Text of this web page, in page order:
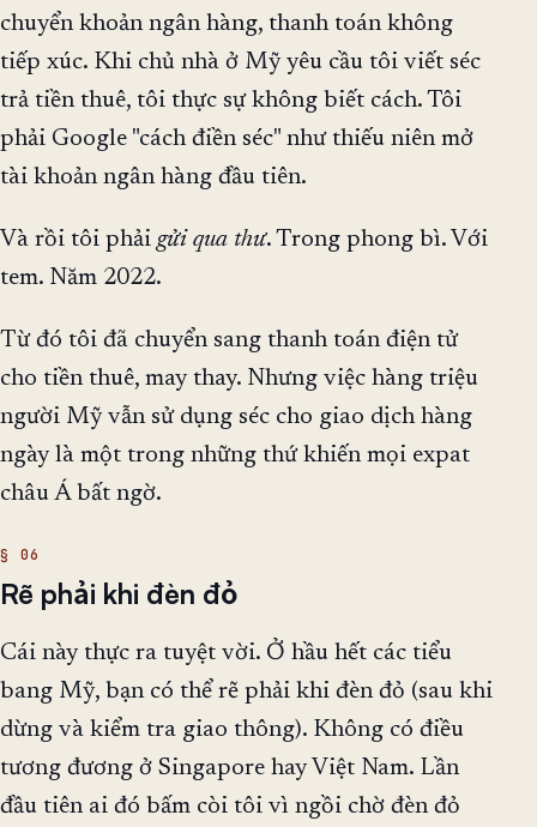
chuyển khoản ngân hàng, thanh toán không
tiếp xúc. Khi chủ nhà ở Mỹ yêu cầu tôi viết séc
trả tiền thuê, tôi thực sự không biết cách. Tôi
phải Google "cách điền séc" như thiếu niên mở
tài khoản ngân hàng đầu tiên.
Và rồi tôi phảigửi qua thư. Trong phong bì. Với
tem. Năm 2022.
Từ đó tôi đã chuyển sang thanh toán điện tử
cho tiền thuê, may thay. Nhưng việc hàng triệu
người Mỹ vẫn sử dụng séc cho giao dịch hàng
ngày là một trong những thứ khiến mọi expat
châu Á bất ngờ.
Rẽ phải khi đèn đỏ
Cái này thực ra tuyệt vời. Ở hầu hết các tiểu
bang Mỹ, bạn có thể rẽ phải khi đèn đỏ (sau khi
dừng và kiểm tra giao thông). Không có điều
tương đương ở Singapore hay Việt Nam. Lần
đầu tiên ai đó bấm còi tôi vì ngồi chờ đèn đỏ